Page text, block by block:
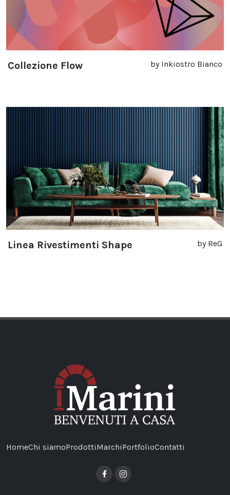
Collezione Flow by Inkiostro Bianco
Linea Rivestimenti Shape by ReG
HomeChi siamoProdottiMarchiPortfolioContatti